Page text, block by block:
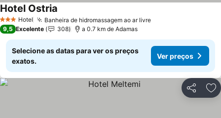
3 EstrelasHotel Banheira de hidromassagem ao ar livre
Hotel Ostria
9,5 Excelente 308 a 0.7 km de Adamas
Selecione as datas para ver os preços
exatos.
Ver preços
Partilhar